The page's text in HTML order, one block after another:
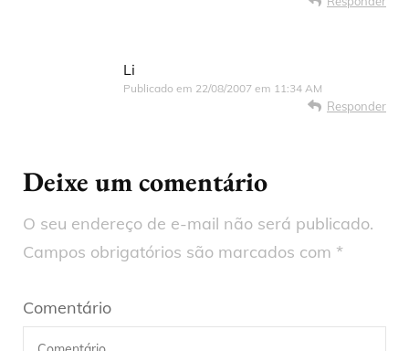
Li
Publicado em 22/08/2007 em 11:34 AM
Responder
Deixe um comentário
O seu endereço de e-mail não será publicado.
Campos obrigatórios são marcados com *
Comentário